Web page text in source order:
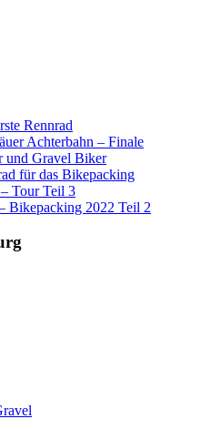
Rennrad
Achterbahn – Finale
und Gravel Biker
für das Bikepacking
Tour Teil 3
Bikepacking 2022 Teil 2